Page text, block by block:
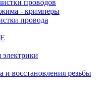
проводов
- кримперы
провода
и восстановления резьбы